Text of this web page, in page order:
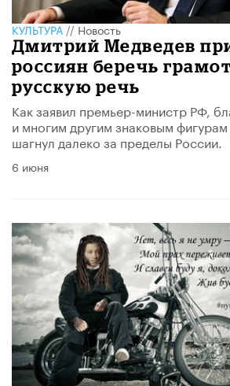
КУЛЬТУРА//Новость
Дмитрий Медведев
россиян беречь
русскую речь
Как заявил премьер-министр РФ,
и многим другим знаковым
шагнул далеко за пределы России.
6 июня